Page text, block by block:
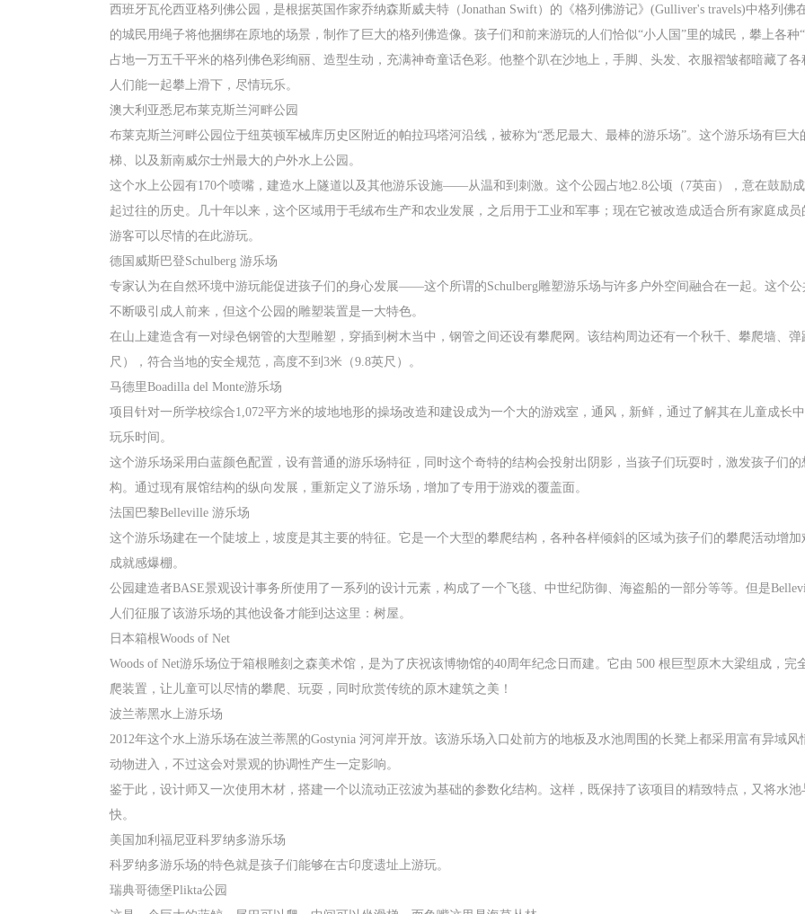
西班牙瓦伦西亚格列佛公园，是根据英国作家乔纳森斯威夫特（Jonathan Swift）的《格列佛游记》(Gulliver's travels)中格列
的城民用绳子将他捆绑在原地的场景，制作了巨大的格列佛造像。孩子们和前来游玩的人们恰似“小人国”里的城民，攀上各种
占地一万五千平米的格列佛色彩绚丽、造型生动，充满神奇童话色彩。他整个趴在沙地上，手脚、头发、衣服褶皱都暗藏了
人们能一起攀上滑下，尽情玩乐。
澳大利亚悉尼布莱克斯兰河畔公园
布莱克斯兰河畔公园位于纽英顿军械库历史区附近的帕拉玛塔河沿线，被称为“悉尼最大、最棒的游乐场”。这个游乐场有巨
梯、以及新南威尔士州最大的户外水上公园。
这个水上公园有170个喷嘴，建造水上隧道以及其他游乐设施——从温和到刺激。这个公园占地2.8公顷（7英亩），意在鼓励
起过往的历史。几十年以来，这个区域用于毛绒布生产和农业发展，之后用于工业和军事；现在它被改造成适合所有家庭成
游客可以尽情的在此游玩。
德国威斯巴登Schulberg 游乐场
专家认为在自然环境中游玩能促进孩子们的身心发展——这个所谓的Schulberg雕塑游乐场与许多户外空间融合在一起。这个
不断吸引成人前来，但这个公园的雕塑装置是一大特色。
在山上建造含有一对绿色钢管的大型雕塑，穿插到树木当中，钢管之间还设有攀爬网。该结构周边还有一个秋千、攀爬墙、
尺），符合当地的安全规范，高度不到3米（9.8英尺）。
马德里Boadilla del Monte游乐场
项目针对一所学校综合1,072平方米的坡地地形的操场改造和建设成为一个大的游戏室，通风，新鲜，通过了解其在儿童成长
玩乐时间。
这个游乐场采用白蓝颜色配置，设有普通的游乐场特征，同时这个奇特的结构会投射出阴影，当孩子们玩耍时，激发孩子们
构。通过现有展馆结构的纵向发展，重新定义了游乐场，增加了专用于游戏的覆盖面。
法国巴黎Belleville 游乐场
这个游乐场建在一个陡坡上，坡度是其主要的特征。它是一个大型的攀爬结构，各种各样倾斜的区域为孩子们的攀爬活动增
成就感爆棚。
公园建造者BASE景观设计事务所使用了一系列的设计元素，构成了一个飞毯、中世纪防御、海盗船的一部分等等。但是
人们征服了该游乐场的其他设备才能到达这里：树屋。
日本箱根Woods of Net
Woods of Net游乐场位于箱根雕刻之森美术馆，是为了庆祝该博物馆的40周年纪念日而建。它由 500 根巨型原木大梁组成，
爬装置，让儿童可以尽情的攀爬、玩耍，同时欣赏传统的原木建筑之美！
波兰蒂黑水上游乐场
2012年这个水上游乐场在波兰蒂黑的Gostynia 河河岸开放。该游乐场入口处前方的地板及水池周围的长凳上都采用富有异域
动物进入，不过这会对景观的协调性产生一定影响。
鉴于此，设计师又一次使用木材，搭建一个以流动正弦波为基础的参数化结构。这样，既保持了该项目的精致特点，又将水
快。
美国加利福尼亚科罗纳多游乐场
科罗纳多游乐场的特色就是孩子们能够在古印度遗址上游玩。
瑞典哥德堡Plikta公园